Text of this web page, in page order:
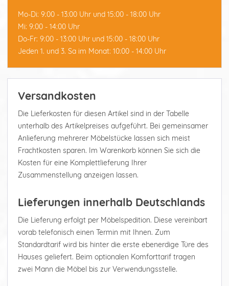
Mo-Di: 9:00 - 13:00 Uhr und 15:00 - 18:00 Uhr
Mi: 9:00 - 14:00 Uhr
Do-Fr: 9:00 - 13:00 Uhr und 15:00 - 18:00 Uhr
Jeden 1. und 3. Sa im Monat: 10:00 - 14:00 Uhr
Versandkosten
Die Lieferkosten für diesen Artikel sind in der Tabelle
unterhalb des Artikelpreises aufgeführt. Bei gemeinsamer
Anlieferung mehrerer Möbelstücke lassen sich meist
Frachtkosten sparen. Im Warenkorb können Sie sich die
Kosten für eine Komplettlieferung Ihrer
Zusammenstellung anzeigen lassen.
Lieferungen innerhalb Deutschlands
Die Lieferung erfolgt per Möbelspedition. Diese vereinbart
vorab telefonisch einen Termin mit Ihnen. Zum
Standardtarif wird bis hinter die erste ebenerdige Türe des
Hauses geliefert. Beim optionalen Komforttarif tragen
zwei Mann die Möbel bis zur Verwendungsstelle.